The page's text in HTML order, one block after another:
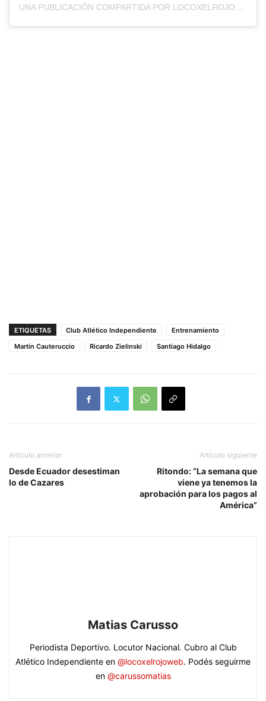
UNA PUBLICACIÓN COMPARTIDA POR LOCOXELROJO.COM (@LOCOXELROJOWEB)
ETIQUETAS Club Atlético Independiente
Entrenamiento
Martín Cauteruccio
Ricardo Zielinski Santiago Hidalgo
Artículo anterior
Desde Ecuador desestiman
lo de Cazares
Artículo siguiente
Ritondo: “La semana que
viene ya tenemos la
aprobación para los pagos al
América”
Matias Carusso
Periodista Deportivo. Locutor Nacional. Cubro al Club
Atlético Independiente en @locoxelrojoweb. Podés seguirme
en @carussomatias